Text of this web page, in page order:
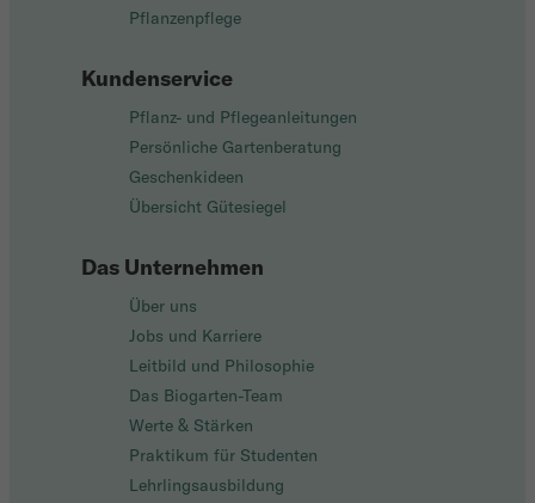
Pflanzenpflege
Kundenservice
Pflanz- und Pflegeanleitungen
Persönliche Gartenberatung
Geschenkideen
Übersicht Gütesiegel
Das Unternehmen
Über uns
Jobs und Karriere
Leitbild und Philosophie
Das Biogarten-Team
Werte & Stärken
Praktikum für Studenten
Lehrlingsausbildung